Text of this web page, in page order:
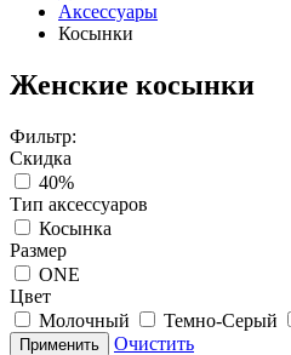
Аксессуары
Косынки
Женские косынки
Фильтр:
Скидка
40%
Тип аксессуаров
Косынка
Размер
ONE
Цвет
Молочный
Темно-Серый
Применить
Очистить